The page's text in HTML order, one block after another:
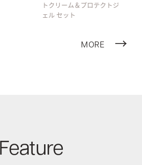
トクリーム＆プロテクトジ
ェル セット
MORE
Feature